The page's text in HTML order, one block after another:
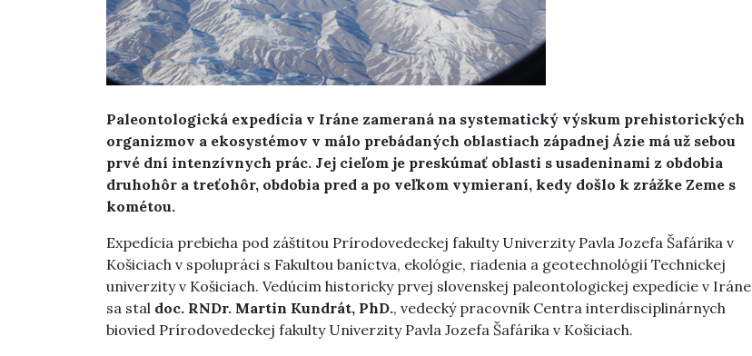
Paleontologická expedícia v Iráne zameraná na systematický výskum prehistorických
organizmov a ekosystémov v málo prebádaných oblastiach západnej Ázie má už sebou
prvé dní intenzívnych prác. Jej cieľom je preskúmať oblasti s usadeninami z obdobia
druhohôr a treťohôr, obdobia pred a po veľkom vymieraní, kedy došlo k zrážke Zeme s
kométou.
Expedícia prebieha pod záštitou Prírodovedeckej fakulty Univerzity Pavla Jozefa Šafárika v
Košiciach v spolupráci s Fakultou baníctva, ekológie, riadenia a geotechnológií Technickej
univerzity v Košiciach. Vedúcim historicky prvej slovenskej paleontologickej expedície v Iráne
sa stal doc. RNDr. Martin Kundrát, PhD., vedecký pracovník Centra interdisciplinárnych
biovied Prírodovedeckej fakulty Univerzity Pavla Jozefa Šafárika v Košiciach.